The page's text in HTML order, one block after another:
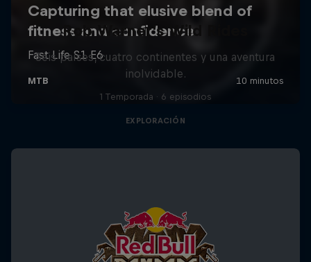
Rob Warner’s Wild Rides
Seis países, cuatro continentes y una aventura
inolvidable.
1 Temporada · 6 episodios
EXPLORACIÓN